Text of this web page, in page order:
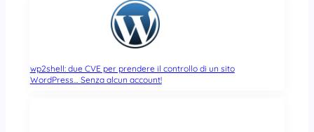
wp2shell: due CVE per prendere il controllo di un sito
WordPress… Senza alcun account!